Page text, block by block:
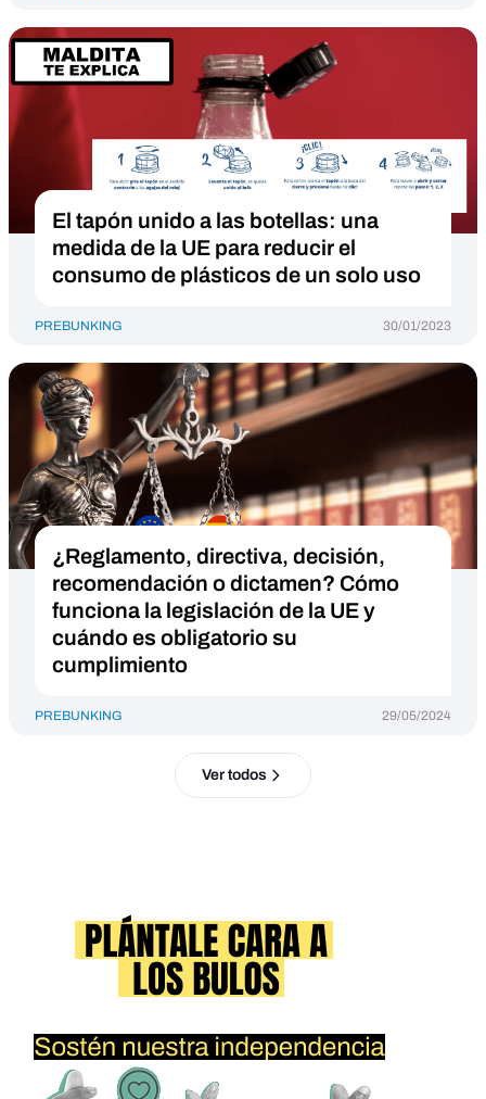
El tapón unido a las botellas: una
medida de la UE para reducir el
consumo de plásticos de un solo uso
PREBUNKING 30/01/2023
¿Reglamento, directiva, decisión,
recomendación o dictamen? Cómo
funciona la legislación de la UE y
cuándo es obligatorio su
cumplimiento
PREBUNKING 29/05/2024
Ver todos